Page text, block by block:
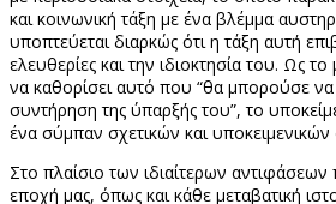
και κοινωνική τάξη με ένα βλέμμα
υποπτεύεται διαρκώς ότι η τάξη αυτή
ελευθερίες και την ιδιοκτησία του. Ως
να καθορίσει αυτό που “θα μπορούσε να
συντήρηση της ύπαρξής του”, το
ένα σύμπαν σχετικών και υποκειμενικών
Στο πλαίσιο των ιδιαίτερων
εποχή μας, όπως και κάθε μεταβατική